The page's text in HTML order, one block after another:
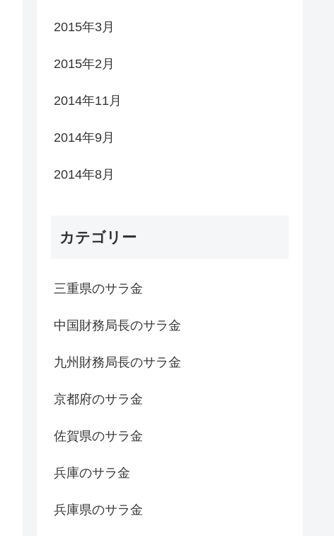
2015年3月
2015年2月
2014年11月
2014年9月
2014年8月
カテゴリー
三重県のサラ金
中国財務局長のサラ金
九州財務局長のサラ金
京都府のサラ金
佐賀県のサラ金
兵庫のサラ金
兵庫県のサラ金